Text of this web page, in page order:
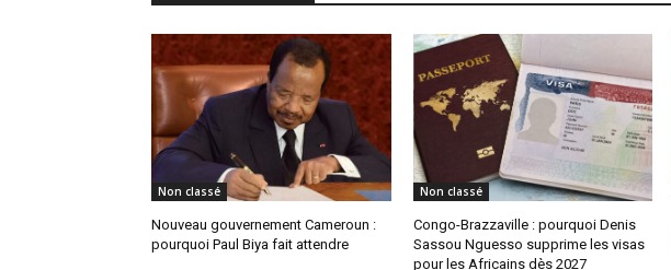
Non classé
Nouveau gouvernement Cameroun :
pourquoi Paul Biya fait attendre
Non classé
Congo-Brazzaville : pourquoi Denis
Sassou Nguesso supprime les visas
pour les Africains dès 2027